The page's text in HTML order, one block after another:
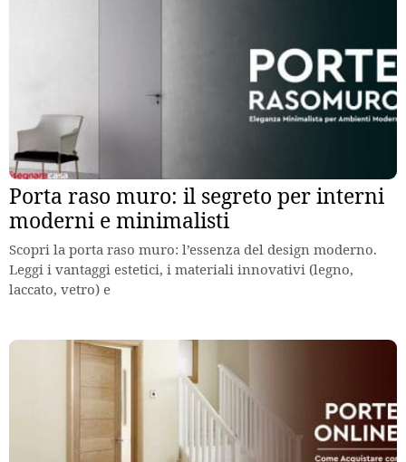
Porta raso muro: il segreto per interni
moderni e minimalisti
Scopri la porta raso muro: l’essenza del design moderno.
Leggi i vantaggi estetici, i materiali innovativi (legno,
laccato, vetro) e